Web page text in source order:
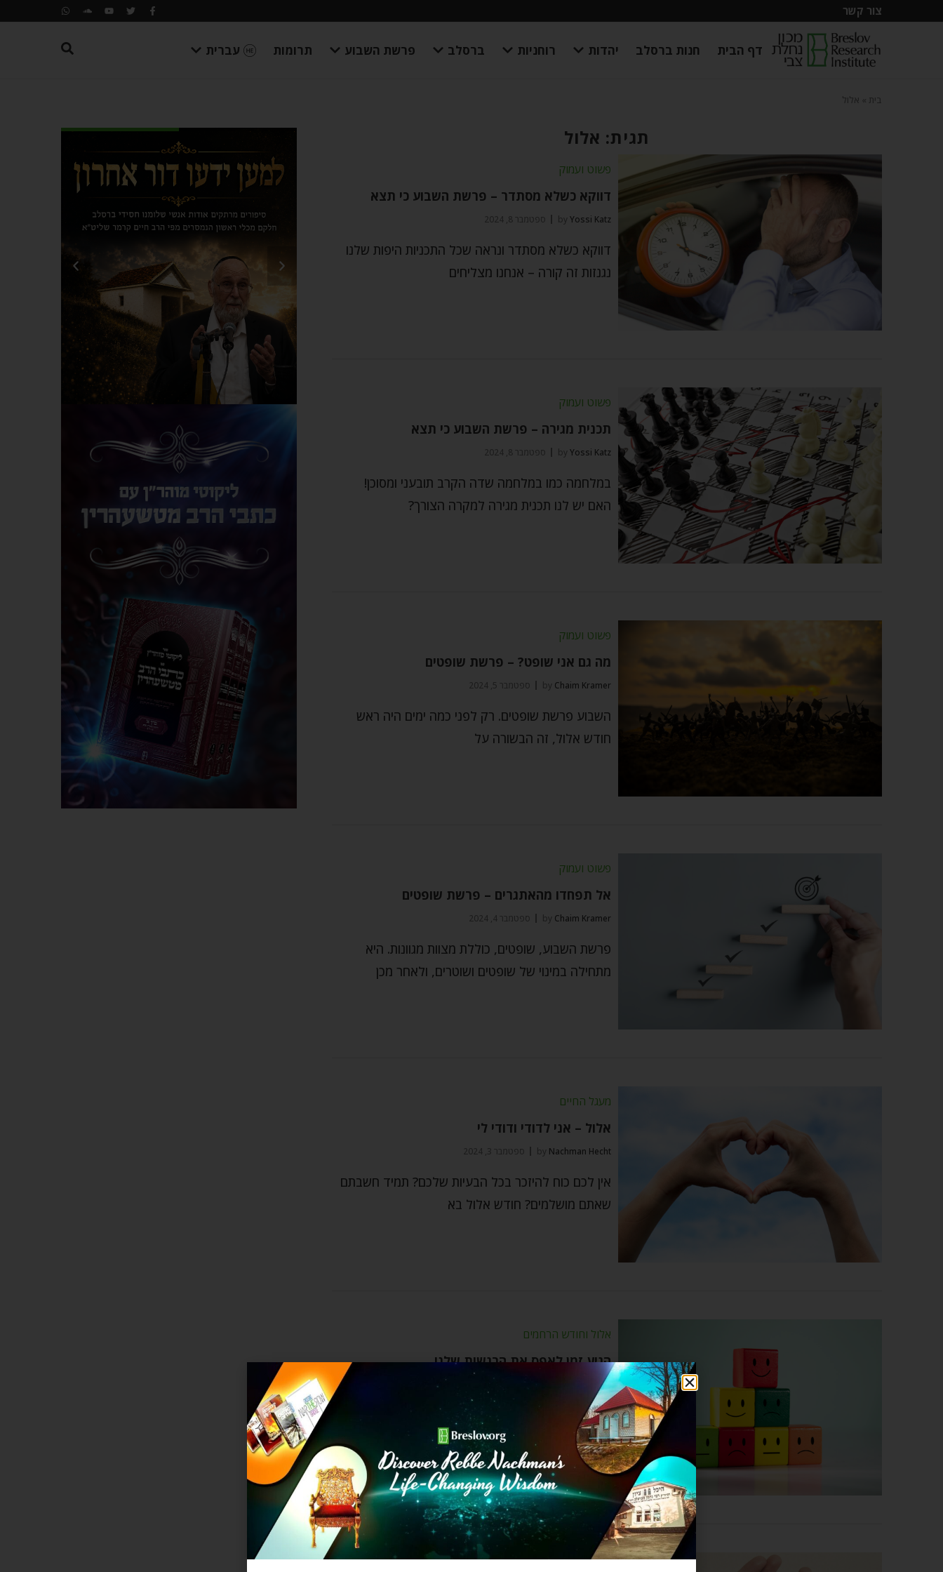
צור קשר
דף הבית חנות ברסלב יהדות רוחניות ברסלב פרשת השבוע תרומות עברית
בית אלול
תגית: אלול
פשוט ועמוק
דווקא כשלא מסתדר – פרשת השבוע כי תצא
by Yossi Katz ספטמבר 8, 2024
דווקא כשלא מסתדר ונראה שכל התכניות היפות שלנו
נגנזות זה קורה – אנחנו מצליחים
פשוט ועמוק
תכנית מגירה – פרשת השבוע כי תצא
by Yossi Katz ספטמבר 8, 2024
במלחמה כמו במלחמה שדה הקרב תובעני ומסוכן!
האם יש לנו תכנית מגירה למקרה הצורך?
פשוט ועמוק
מה גם אני שופט? – פרשת שופטים
by Chaim Kramer ספטמבר 5, 2024
השבוע פרשת שופטים. רק לפני כמה ימים היה ראש
חודש אלול, זה הבשורה על
פשוט ועמוק
אל תפחדו מהאתגרים – פרשת שופטים
by Chaim Kramer ספטמבר 4, 2024
פרשת השבוע, שופטים, כוללת מצוות מגוונות. היא
מתחילה במינוי של שופטים ושוטרים, ולאחר מכן
מעגל החיים
אלול – אני לדודי ודודי לי
by Nachman Hecht ספטמבר 3, 2024
אין לכם כוח להיזכר בכל הבעיות שלכם? תמיד חשבתם
שאתם מושלמים? חודש אלול בא
אלול וחודש הרחמים
הגיע זמן לאפס את הרגשות שלנו
Yardena Slater
השבוע האחרון של השנה הוא הזמן הכי טוב לאיפוס
הרגשות שלנו. כי הרגשות שלנו